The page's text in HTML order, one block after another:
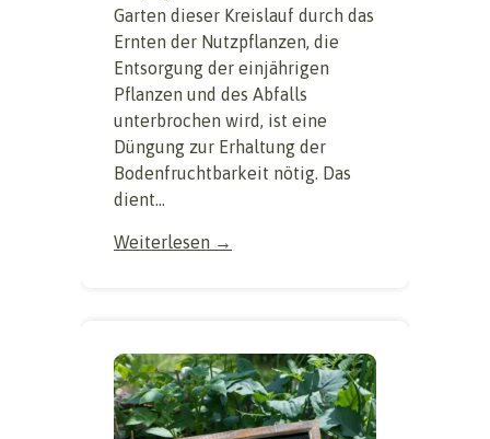
Garten dieser Kreislauf durch das
Ernten der Nutzpflanzen, die
Entsorgung der einjährigen
Pflanzen und des Abfalls
unterbrochen wird, ist eine
Düngung zur Erhaltung der
Bodenfruchtbarkeit nötig. Das
dient...
Weiterlesen →